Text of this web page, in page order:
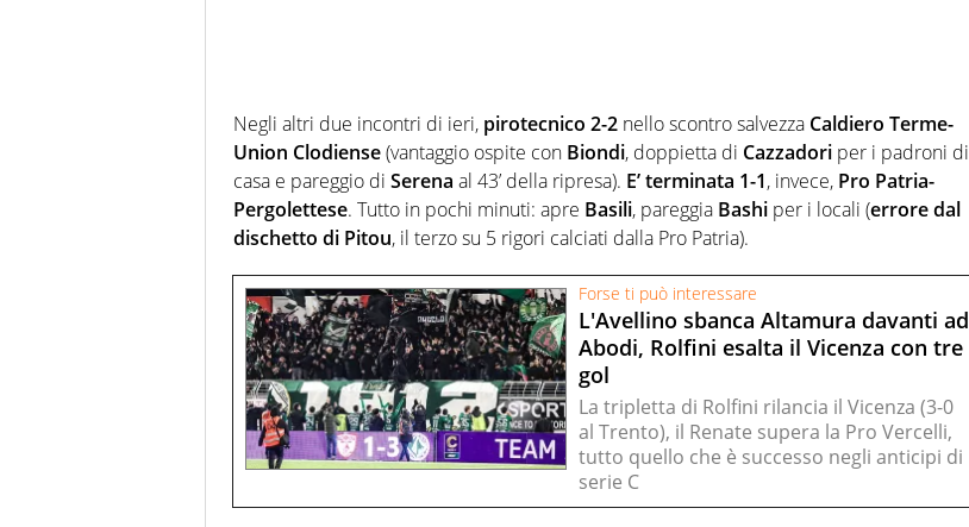
Negli altri due incontri di ieri, pirotecnico 2-2 nello scontro salvezza Caldiero Terme-
Union Clodiense(vantaggio ospite con Biondi, doppietta di Cazzadori per i padroni di
casa e pareggio di Serena al 43’ della ripresa). E’ terminata 1-1, invece, Pro Patria-
Pergolettese. Tutto in pochi minuti: apre Basili, pareggia Bashi per i locali (errore dal
dischetto di Pitou, il terzo su 5 rigori calciati dalla Pro Patria).
Forse ti può interessare
L'Avellino sbanca Altamura davanti ad
Abodi, Rolfini esalta il Vicenza con tre
gol
La tripletta di Rolfini rilancia il Vicenza (3-0
al Trento), il Renate supera la Pro Vercelli,
tutto quello che è successo negli anticipi di
serie C